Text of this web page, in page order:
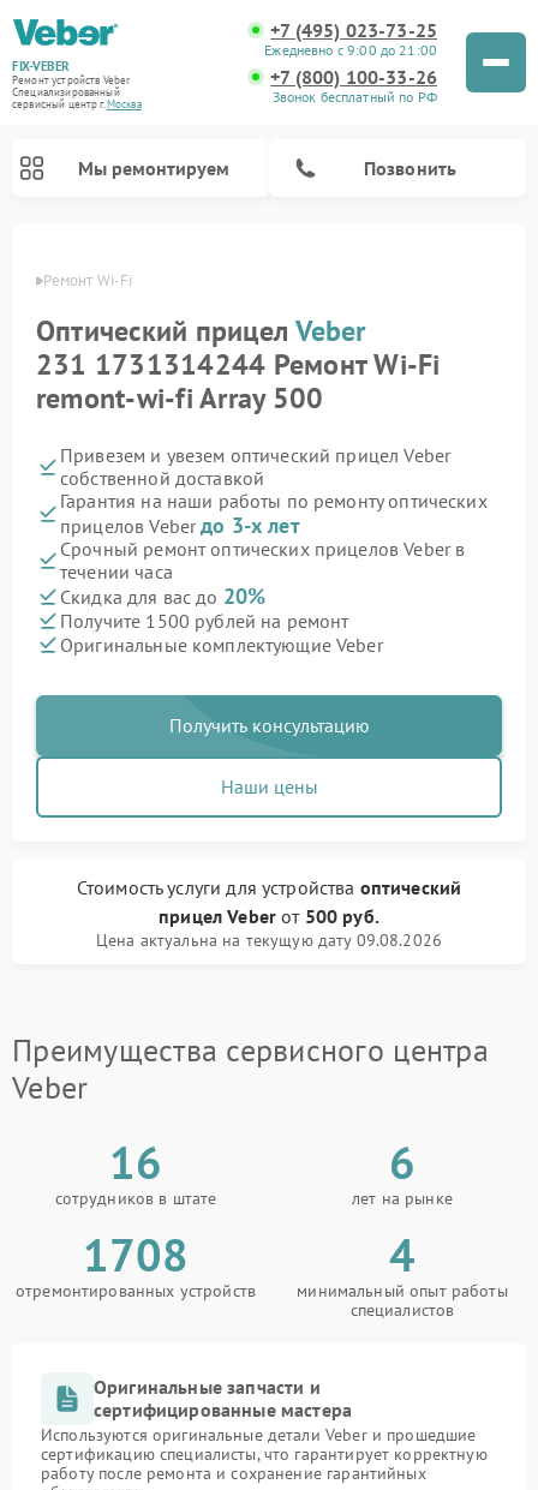
FIX-VEBER
Ремонт устройств Veber
Специализированный
cервисный центр г.Москва
+7 (495) 023-73-25
Ежедневно с 9:00 до 21:00
+7 (800) 100-33-26
Звонок бесплатный по РФ
Мы ремонтируем Позвонить
Ремонт Wi-Fi
Оптический прицелVeber
231 1731314244 Ремонт Wi-Fi
remont-wi-fi Array 500
Привезем и увезем оптический прицел Veber
собственной доставкой
Гарантия на наши работы по ремонту оптических
прицелов Veberдо 3-х лет
Срочный ремонт оптических прицелов Veber в
течении часа
Скидка для вас до 20%
Получите 1500 рублей на ремонт
Оригинальные комплектующие Veber
Получить консультацию
Наши цены
Стоимость услугидля устройства оптический
прицел Veber от 500 руб.
Цена актуальна на текущую дату 09.08.2026
Преимущества сервисного центра
Veber
16
сотрудников в штате
6
лет на рынке
1708
отремонтированных устройств
4
минимальный опыт работы
специалистов
Оригинальные запчасти и
сертифицированные мастера
Используются оригинальные детали Veber и прошедшие
сертификацию специалисты, что гарантирует корректную
работу после ремонта и сохранение гарантийных